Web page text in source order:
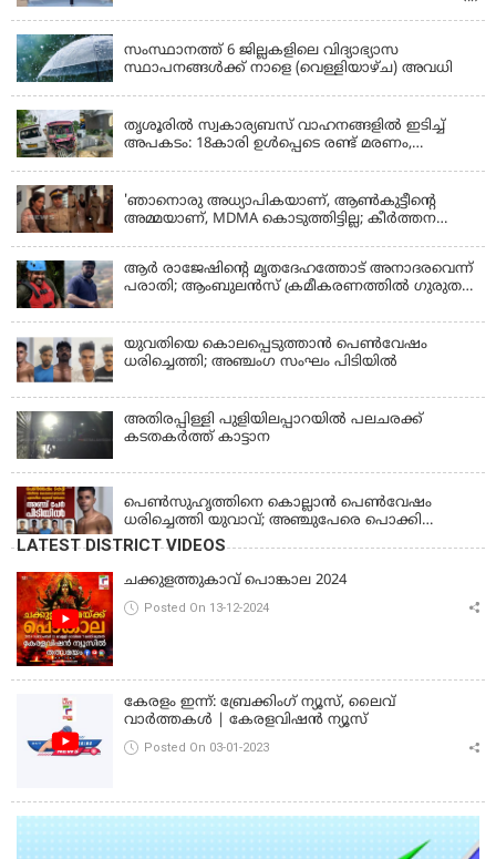
സംസ്ഥാനത്ത് 6 ജില്ലകളിലെ വിദ്യാഭ്യാസ
സ്ഥാപനങ്ങൾക്ക് നാളെ (വെള്ളിയാഴ്ച) അവധി
തൃശൂരിൽ സ്വകാര്യബസ് വാഹനങ്ങളില്‍ ഇടിച്ച്
അപകടം: 18കാരി ഉൾപ്പെടെ രണ്ട് മരണം,
'ഞാനൊരു അധ്യാപികയാണ്, ആണ്‍കുട്ടീന്റെ
അമ്മയാണ്‌, MDMA കൊടുത്തിട്ടില്ല; കീർത്തന
ആര്‍ രാജേഷിന്റെ മൃതദേഹത്തോട് അനാദരവെന്ന്
പരാതി; ആംബുലന്‍സ് ക്രമീകരണത്തില്‍ ഗുരുതര
ഫ്രീസര്‍ സംവിധാനം ഇല്ലാതെയെന്നും ആരോപണം
യുവതിയെ കൊലപ്പെടുത്താൻ പെൺവേഷം
ധരിച്ചെത്തി; അഞ്ചംഗ സംഘം പിടിയിൽ
അതിരപ്പിള്ളി പുളിയിലപ്പാറയിൽ പലചരക്ക്
കടതകർത്ത് കാട്ടാന
പെണ്‍സുഹൃത്തിനെ കൊല്ലാന്‍ പെണ്‍വേഷം
ധരിച്ചെത്തി യുവാവ്; അഞ്ചുപേരെ പൊക്കി
പൊലീസ്
LATEST DISTRICT VIDEOS
ചക്കുളത്തുകാവ് പൊങ്കാല 2024
Posted On 13-12-2024
കേരളം ഇന്ന്: ബ്രേക്കിംഗ് ന്യൂസ്, ലൈവ്
വാർത്തകൾ | കേരളവിഷൻ ന്യൂസ്
Posted On 03-01-2023